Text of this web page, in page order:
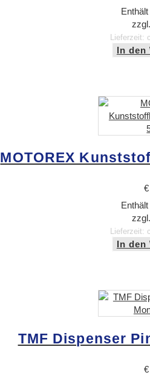
zzgl.
Lieferzeit:
In den
MOTOREX
€
zzgl.
Lieferzeit:
In den
TMF Dispenser
€